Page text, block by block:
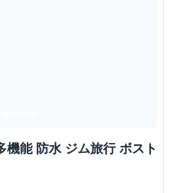
機能 防水 ジム旅行 ボスト